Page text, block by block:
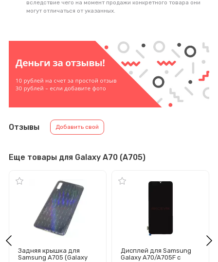
вследствие чего на момент продажи конкретного товара они
могут отличаться от указанных.
Отзывы Добавить свой
Еще товары для Galaxy A70 (A705)
Задняя крышка для
Samsung A705 (Galaxy
Дисплей для Samsung
Galaxy A70/A705F с